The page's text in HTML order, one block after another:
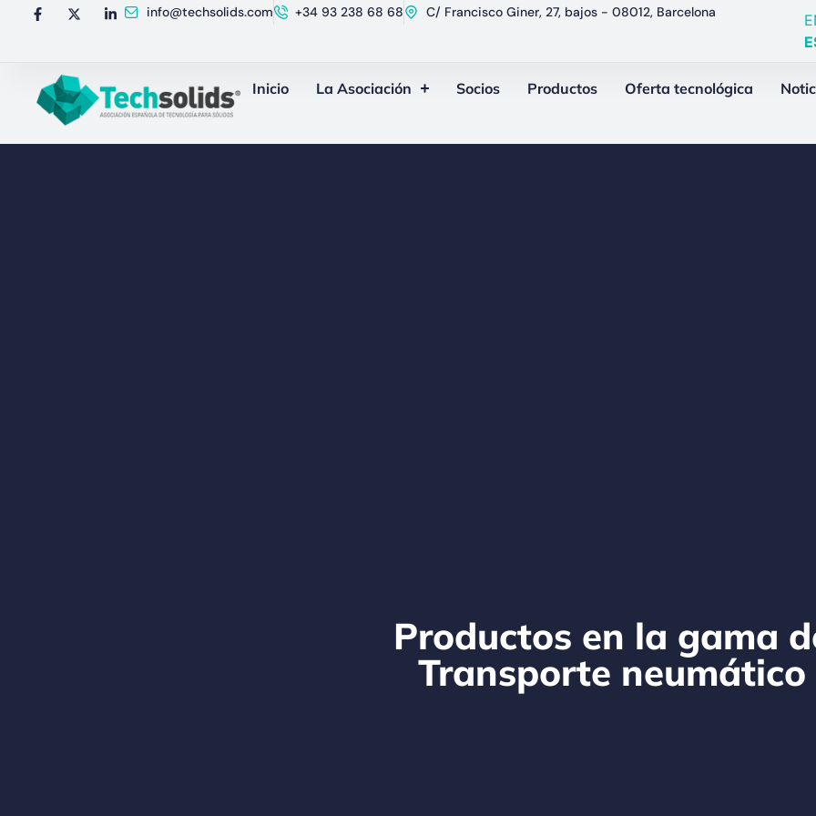
info@techsolids.com +34 93 238 68 68 C/ Francisco Giner, 27, bajos - 08012, Barcelona
Inicio La Asociación Socios Productos Oferta tecnológica
Productos en la gama
Transporte neumático